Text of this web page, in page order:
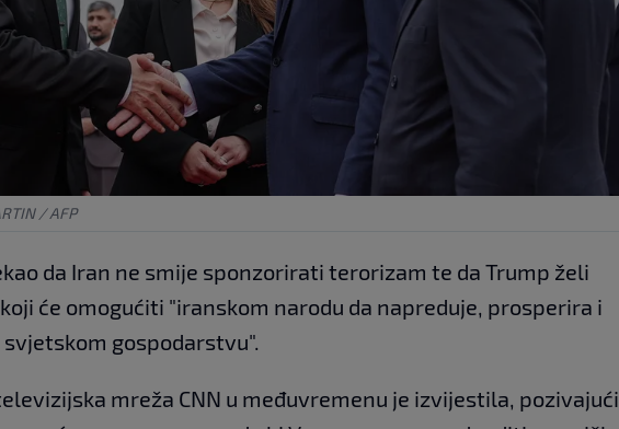
/ AFP
da Iran ne smije sponzorirati terorizam te da Trump želi
će omogućiti "iranskom narodu da napreduje, prosperira i
gospodarstvu".
mreža CNN u međuvremenu je izvijestila, pozivajući